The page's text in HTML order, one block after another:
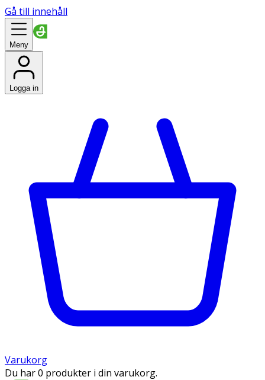
Gå till innehåll
Meny
Logga in
Varukorg
Du har 0 produkter i din varukorg.